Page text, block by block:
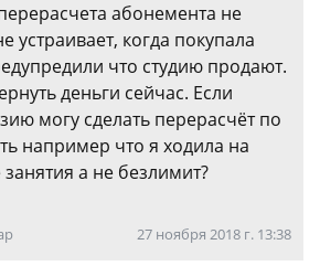
абонемента не
устраивает, когда покупала
что студию продают.
деньги сейчас. Если
могу сделать перерасчёт по
например что я ходила на
а не безлимит?
27 ноября 2018 г. 13:38